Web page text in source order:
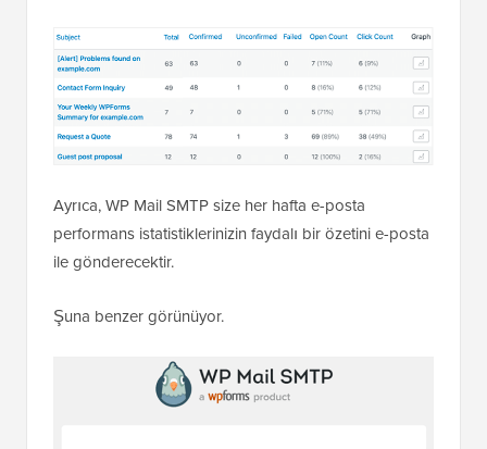
Ayrıca, WP Mail SMTP size her hafta e-posta
performans istatistiklerinizin faydalı bir özetini e-posta
ile gönderecektir.
Şuna benzer görünüyor.